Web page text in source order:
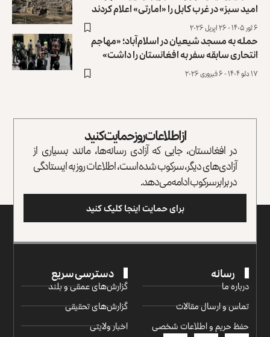
امید سبز» در غرب کابل را «امارتی» اعلام کردند
۶ ثور ۱۴۰۵ - ۲۶ اپریل ۲۰۲۶
حمله به مسجد شیعیان در اسلام‌آباد؛ «مهاجم
انتحاری سابقه سفر به افغانستان را داشت»
۱۷ دلو ۱۴۰۴ - ۶ فبروری ۲۰۲۶
از اطلاعات روز حمایت کنید
در افغانستان، جایی که آزادی رسانه‌ها، مانند بسیاری از
آزادی‌های دیگر، سرکوب شده است، اطلاعات روز به ایستادگی
در برابر سرکوب ادامه می‌دهد.
برای حمایت اینجا کلیک کنید
رسانه
درباره ما
تماس و ارسال مقالات
حفظ حریم و اطلاعات شخصی
دسترسی سریع
گزارش‌‌های عمقی و بلند
گزارش‌های تحقیقی
اخبار ولایتی